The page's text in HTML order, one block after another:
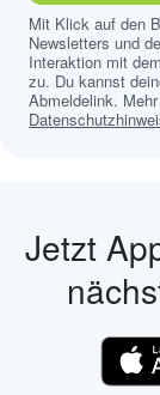
Mit Klick auf den
Newsletters und
Interaktion mit
zu. Du kannst
Abmeldelink.
Jetzt